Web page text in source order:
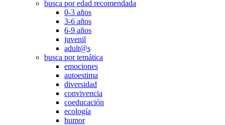
busca por edad recomendada
0-3 años
3-6 años
6-9 años
juvenil
adult@s
busca por temática
emociones
autoestima
diversidad
convivencia
coeducación
ecología
humor